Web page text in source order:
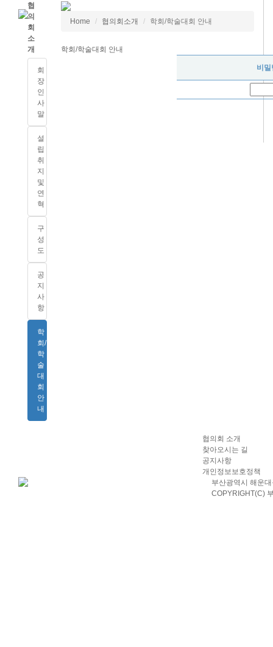
협
의
회
소
개
회
장
인
사
말
설
립
취
지
및
연
혁
구
성
도
공
지
사
항
학
회/
학
술
대
회
안
내
Home 협의회소개 학회/학술대회 안내
학회/학술대회 안내
비
협의회 소개
찾아오시는 길
공지사항
개인정보보호정책
부산광역시 해운
COPYRIGHT(C)